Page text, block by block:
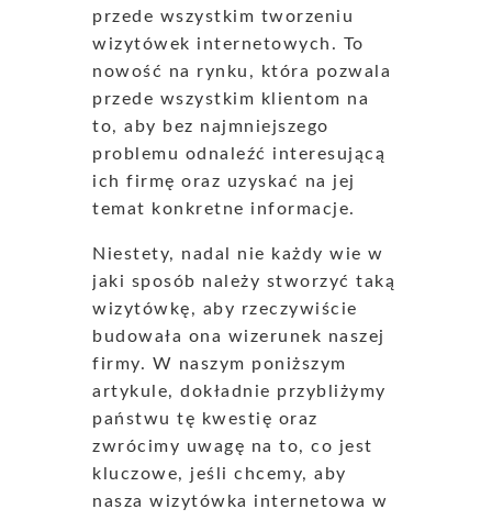
przede wszystkim tworzeniu
wizytówek internetowych. To
nowość na rynku, która pozwala
przede wszystkim klientom na
to, aby bez najmniejszego
problemu odnaleźć interesującą
ich firmę oraz uzyskać na jej
temat konkretne informacje.
Niestety, nadal nie każdy wie w
jaki sposób należy stworzyć taką
wizytówkę, aby rzeczywiście
budowała ona wizerunek naszej
firmy. W naszym poniższym
artykule, dokładnie przybliżymy
państwu tę kwestię oraz
zwrócimy uwagę na to, co jest
kluczowe, jeśli chcemy, aby
nasza wizytówka internetowa w